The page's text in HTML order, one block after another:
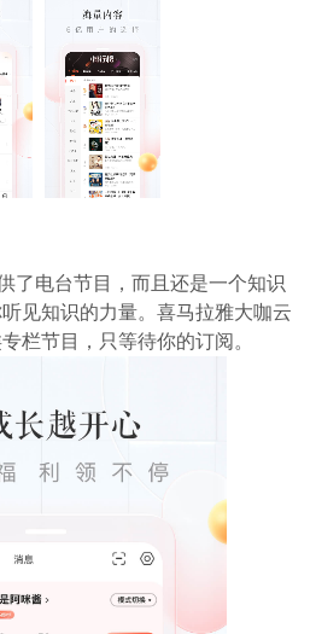
了电台节目，而且还是一个知识
见知识的力量。喜马拉雅大咖云
栏节目，只等待你的订阅。